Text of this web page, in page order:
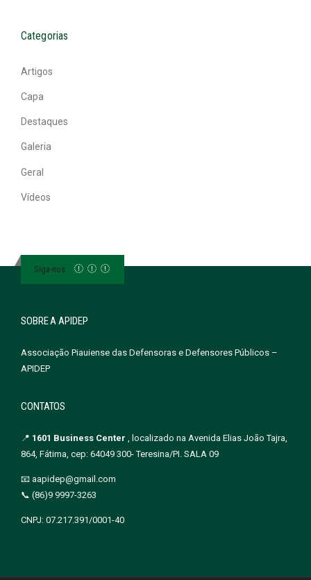
Categorias
Artigos
Capa
Destaques
Galeria
Geral
Vídeos
Siga-nos
SOBRE A APIDEP
Associação Piauiense das Defensoras e Defensores Públicos –
APIDEP
CONTATOS
📍 1601 Business Center , localizado na Avenida Elias João Tajra,
864, Fátima, cep: 64049 300- Teresina/PI. SALA 09
📧 aapidep@gmail.com
📞 (86)9 9997-3263
CNPJ: 07.217.391/0001-40